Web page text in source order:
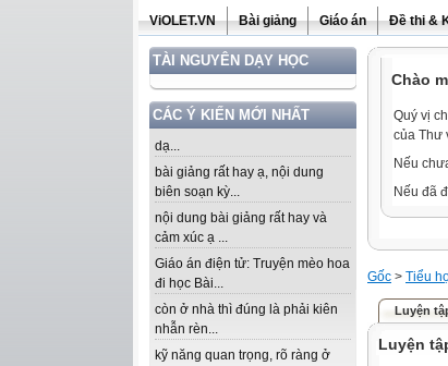
ViOLET.VN Bài giảng Giáo án Đề thi &
TÀI NGUYÊN DẠY HỌC
CÁC Ý KIẾN MỚI NHẤT
dạ...
bài giảng rất hay ạ, nội dung
biên soạn kỳ...
nội dung bài giảng rất hay và
cảm xúc ạ ...
Giáo án điện tử: Truyện mèo hoa
đi học Bài...
còn ở nhà thì đúng là phải kiên
nhẫn rèn...
kỹ năng quan trọng, rõ ràng ở
Chào
Quý vị
của Thư
Nếu
Nếu đã
Gốc > Tiểu
Luyện
Luyện